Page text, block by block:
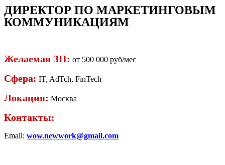
ДИРЕКТОР ПО МАРКЕТИНГОВЫМ
КОММУНИКАЦИЯМ
Желаемая ЗП: от 500 000 руб/мес
Сфера: IT, AdTch, FinTech
Локация: Москва
Контакты:
Email: wow.newwork@gmail.com